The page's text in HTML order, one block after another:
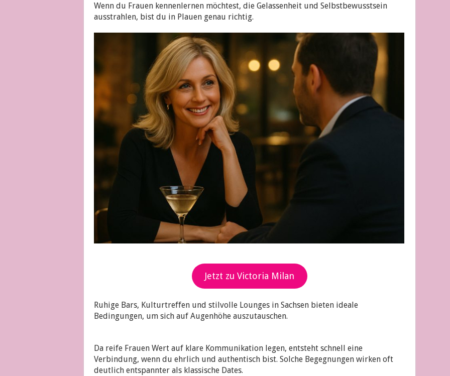
Wenn du Frauen kennenlernen möchtest, die Gelassenheit und Selbstbewusstsein
ausstrahlen, bist du in Plauen genau richtig.
Jetzt zu Victoria Milan
Ruhige Bars, Kulturtreffen und stilvolle Lounges in Sachsen bieten ideale
Bedingungen, um sich auf Augenhöhe auszutauschen.
Da reife Frauen Wert auf klare Kommunikation legen, entsteht schnell eine
Verbindung, wenn du ehrlich und authentisch bist. Solche Begegnungen wirken oft
deutlich entspannter als klassische Dates.